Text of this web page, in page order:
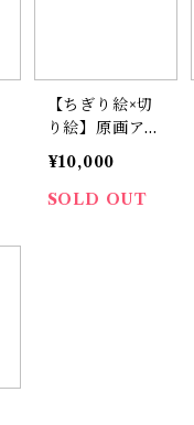
【ちぎり絵×切
り絵】原画アー
ト『co-co（ペ
ンギンのコ
コ）』
¥10,000
SOLD OUT